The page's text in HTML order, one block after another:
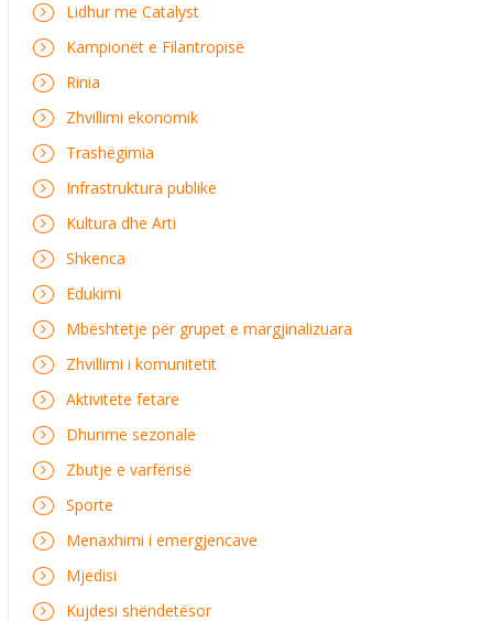
Lidhur me Catalyst
Kampionët e Filantropisë
Rinia
Zhvillimi ekonomik
Trashëgimia
Infrastruktura publike
Kultura dhe Arti
Shkenca
Edukimi
Mbështetje për grupet e margjinalizuara
Zhvillimi i komunitetit
Aktivitete fetare
Dhurime sezonale
Zbutje e varfërisë
Sporte
Menaxhimi i emergjencave
Mjedisi
Kujdesi shëndetësor